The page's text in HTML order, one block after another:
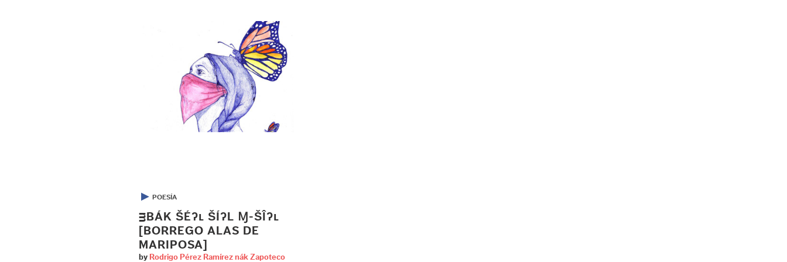
▶ POESÍA
ᴟBÁK ŠÉʔʟ ŠÍʔL Ɱ-ŠÎʔʟ
[BORREGO ALAS DE
MARIPOSA]
by Rodrigo Pérez Ramírez nák Zapoteco